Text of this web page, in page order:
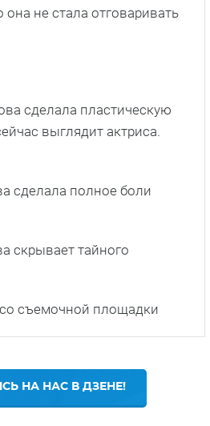
не стала отговаривать
сделала пластическую
выглядит актриса.
сделала полное боли
скрывает тайного
съемочной площадки
НА НАС В ДЗЕНЕ!